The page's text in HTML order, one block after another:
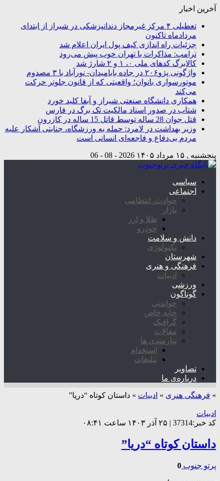
آخرین اخبار
تعطیلی ۴ مرکز غیرمجاز دندانپزشکی در شیراز از ابتدای
مردادماه تاکنون
جزئیات راه اندازی کیف پول ایران اعلام شد
ترامپ: مذاکرات با تهران خوب پیش می‌رود
کالابرگ کدهای ملی ۰، ۱ و ۲ شارژ شد
واژگونی پژو۲۰۶ در جاده بابامیدان- نورآباد با ۳ مصدوم
موتورسواری بانوان؛ واقعیتی که از قانون جلوتر حرکت
می‌کند
همکاری دانشگاه صنعتی شیراز و آبفا کلید خورد
شتاب در صدور اسناد مالکیت تک برگ در فارس
قتل جوان 28 ساله توسط قاتل 15 ساله در کازرون
وزیر بهداشت در لامرد: حمله به ورزشگاه، جنایتی آشکار علیه
مردم بی‌دفاع و فاجعه‌ای انسانی است
پنجشنبه , ۱۵ مرداد ۱۴۰۵ 2026 - 08 - 06
سیاسی
اجتماعی
حوادث، انتظامی
بازار
طلا و ارز
خودرو
دانش و سلامت
تکنولوژی
شهرستان
فرهنگی و هنری
ادبیات
ورزشی
گوناگون
خواندنی
خانه خاص
گرافیک
مقالات
نیازمندی ها
استخدام
تبلیغات
تصاویر
درباره‌ی ما
» فرهنگی هنری » ادبیات » داستان کوتاه “دریا”
ادبیات
کد خبر:37314 | ۲۵ آذر ۱۴۰۳ ساعت ۰۸:۴۱
داستان کوتاه “دریا”
پرتو جنوب 0